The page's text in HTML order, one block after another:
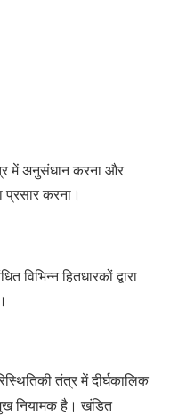
में अनुसंधान करना और
प्रसार करना।
विभिन्न हितधारकों द्वारा
तंत्र में दीर्घकालिक
नियामक है। खंडित